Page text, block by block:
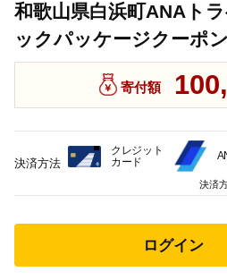
和歌山県白浜町ANAト
ックパッケージクーポ
寄付額
ログイン
決済方法
クレジット
カード
決済